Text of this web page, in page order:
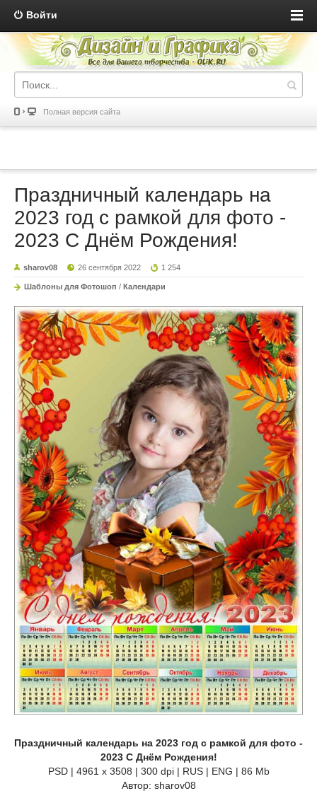
Войти
Полная версия сайта
Праздничный календарь на
2023 год с рамкой для фото -
2023 С Днём Рождения!
sharov08 26 сентября 2022 1 254
Шаблоны для Фотошоп / Календари
Праздничный календарь на 2023 год с рамкой для фото -
2023 С Днём Рождения!
PSD | 4961 х 3508 | 300 dpi | RUS | ENG | 86 Mb
Автор: sharov08